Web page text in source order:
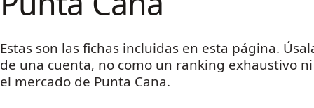
Estas son las fichas incluidas en esta página.
de una cuenta, no como un ranking exhaustivo
el mercado de Punta Cana.